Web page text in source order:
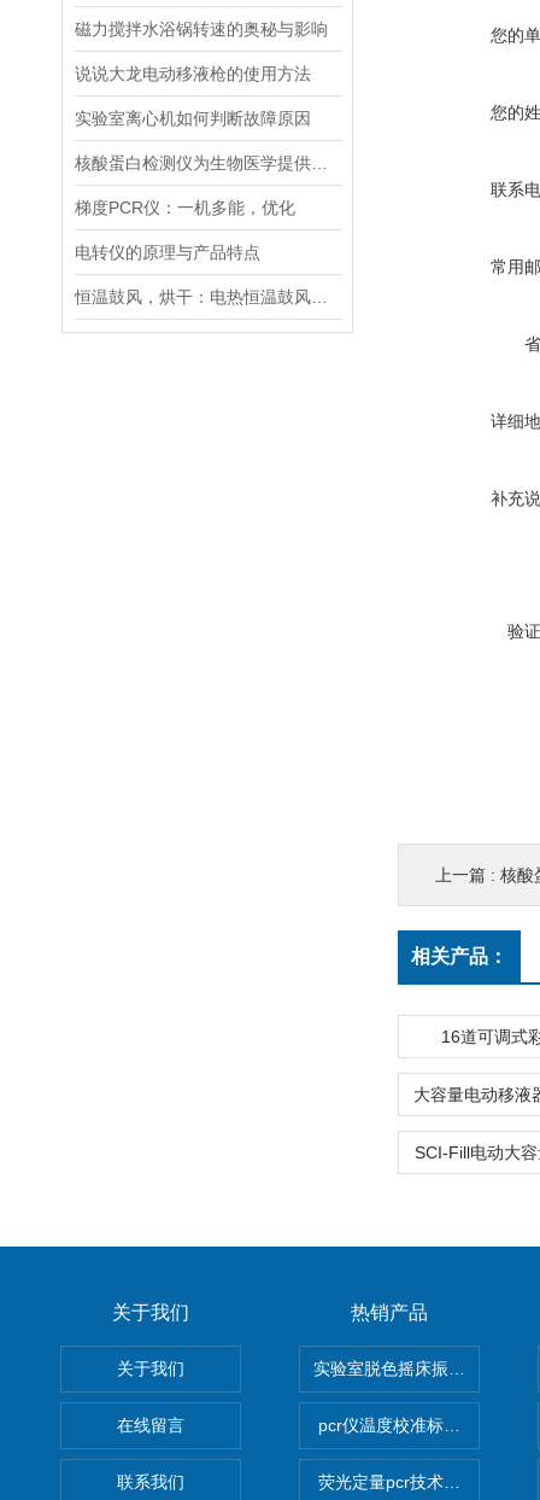
磁力搅拌水浴锅转速的奥秘与影响
说说大龙电动移液枪的使用方法
实验室离心机如何判断故障原因
梯度PCR仪：一机多能，优化
电转仪的原理与产品特点
您的
您的
联系
常用
详细
补充
验
上一篇 : 核酸
相关产品：
16道可调式
SCI-Fill电动大
关于我们
关于我们
在线留言
联系我们
热销产品
实验室脱色摇床振荡器
pcr仪温度校准标定设备
荧光定量pcr技术定制化服务